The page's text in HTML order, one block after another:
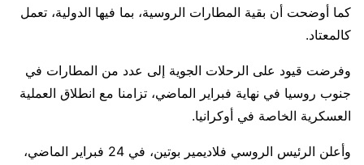
كما أوضحت أن بقية المطارات الروسية، بما فيها الدولية، تعمل
كالمعتاد.
وفرضت قيود على الرحلات الجوية إلى عدد من المطارات في
جنوب روسيا في نهاية فبراير الماضي، تزامنا مع انطلاق العملية
العسكرية الخاصة في أوكرانيا.
وأعلن الرئيس الروسي فلاديمير بوتين، في 24 فبراير الماضي،